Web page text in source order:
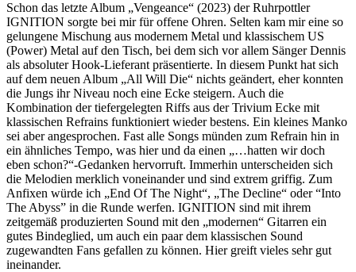
Schon das letzte Album „Vengeance“ (2023) der Ruhrpottler
IGNITION sorgte bei mir für offene Ohren. Selten kam mir eine so
gelungene Mischung aus modernem Metal und klassischem US
(Power) Metal auf den Tisch, bei dem sich vor allem Sänger Dennis
als absoluter Hook-Lieferant präsentierte. In diesem Punkt hat sich
auf dem neuen Album „All Will Die“ nichts geändert, eher konnten
die Jungs ihr Niveau noch eine Ecke steigern. Auch die
Kombination der tiefergelegten Riffs aus der Trivium Ecke mit
klassischen Refrains funktioniert wieder bestens. Ein kleines Manko
sei aber angesprochen. Fast alle Songs münden zum Refrain hin in
ein ähnliches Tempo, was hier und da einen „…hatten wir doch
eben schon?“-Gedanken hervorruft. Immerhin unterscheiden sich
die Melodien merklich voneinander und sind extrem griffig. Zum
Anfixen würde ich „End Of The Night“, „The Decline“ oder “Into
The Abyss” in die Runde werfen. IGNITION sind mit ihrem
zeitgemäß produzierten Sound mit den „modernen“ Gitarren ein
gutes Bindeglied, um auch ein paar dem klassischen Sound
zugewandten Fans gefallen zu können. Hier greift vieles sehr gut
ineinander.